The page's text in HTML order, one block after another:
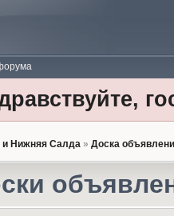
Нижняя Салда» Доска